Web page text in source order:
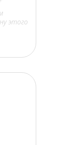
этого